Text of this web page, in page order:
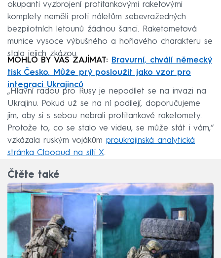
okupanti vyzbrojení protitankovými raketovými
komplety neměli proti náletům sebevražedných
bezpilotních letounů žádnou šanci. Raketometová
munice vysoce výbušného a hořlavého charakteru se
stala jejich zkázou.
MOHLO BY VÁS ZAJÍMAT:
Bravurní, chválí německý
tisk Česko. Může prý posloužit jako vzor pro
integraci Ukrajinců
„Hlavní radou pro Rusy je nepodílet se na invazi na
Ukrajinu. Pokud už se na ní podílejí, doporučujeme
jim, aby si s sebou nebrali protitankové raketomety.
Protože to, co se stalo ve videu, se může stát i vám,“
vzkázala ruským vojákům proukrajinská analytická
stránka Cloooud na síti X.
Čtěte také